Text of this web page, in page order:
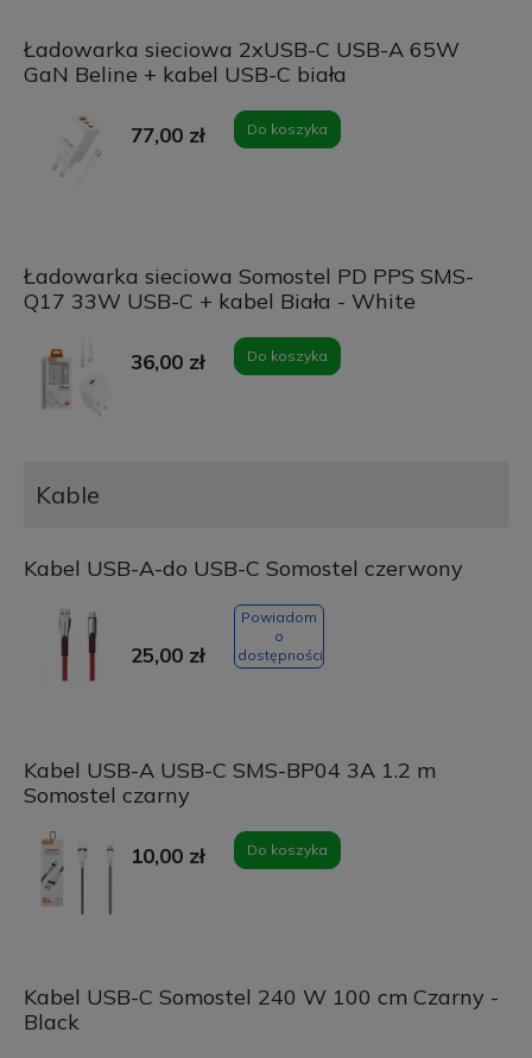
Ładowarka sieciowa 2xUSB-C USB-A 65W
GaN Beline + kabel USB-C biała
77,00 zł Do koszyka
Ładowarka sieciowa Somostel PD PPS SMS-
Q17 33W USB-C + kabel Biała - White
36,00 zł Do koszyka
Kable
Kabel USB-A-do USB-C Somostel czerwony
25,00 zł
Powiadom
o
dostępności
Kabel USB-A USB-C SMS-BP04 3A 1.2 m
Somostel czarny
10,00 zł Do koszyka
Kabel USB-C Somostel 240 W 100 cm Czarny -
Black